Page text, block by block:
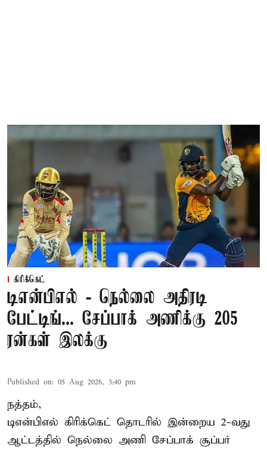
கிரிக்கெட்
டிஎன்பிஎல் - நெல்லை அதிரடி
பேட்டிங்... சேப்பாக் அணிக்கு 205
ரன்கள் இலக்கு
Published on: 05 Aug 2026, 3:40 pm
நத்தம்,
டிஎன்பிஎல் கிரிக்கெட் தொடரில் இன்றைய 2-வது
ஆட்டத்தில் நெல்லை அணி சேப்பாக் சூப்பர்